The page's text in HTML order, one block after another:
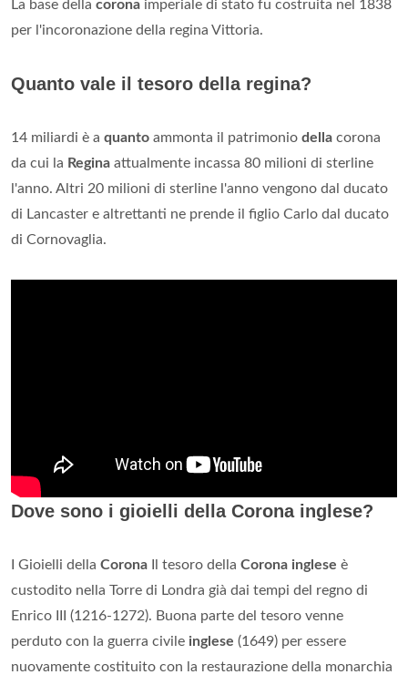
La base della corona imperiale di stato fu costruita nel 1838
per l'incoronazione della regina Vittoria.
Quanto vale il tesoro della regina?
14 miliardi è a quanto ammonta il patrimonio della corona
da cui la Regina attualmente incassa 80 milioni di sterline
l'anno. Altri 20 milioni di sterline l'anno vengono dal ducato
di Lancaster e altrettanti ne prende il figlio Carlo dal ducato
di Cornovaglia.
Dove sono i gioielli della Corona inglese?
I Gioielli della Corona Il tesoro della Corona inglese è
custodito nella Torre di Londra già dai tempi del regno di
Enrico III (1216-1272). Buona parte del tesoro venne
perduto con la guerra civile inglese (1649) per essere
nuovamente costituito con la restaurazione della monarchia